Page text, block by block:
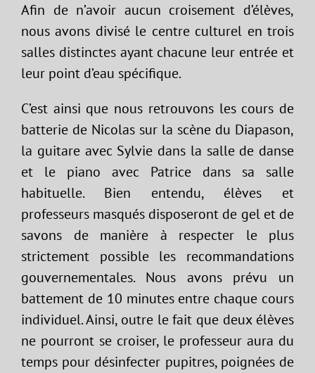
Afin de n’avoir aucun croisement d’élèves,
nous avons divisé le centre culturel en trois
salles distinctes ayant chacune leur entrée et
leur point d’eau spécifique.
C’est ainsi que nous retrouvons les cours de
batterie de Nicolas sur la scène du Diapason,
la guitare avec Sylvie dans la salle de danse
et le piano avec Patrice dans sa salle
habituelle. Bien entendu, élèves et
professeurs masqués disposeront de gel et de
savons de manière à respecter le plus
strictement possible les recommandations
gouvernementales. Nous avons prévu un
battement de 10 minutes entre chaque cours
individuel. Ainsi, outre le fait que deux élèves
ne pourront se croiser, le professeur aura du
temps pour désinfecter pupitres, poignées de